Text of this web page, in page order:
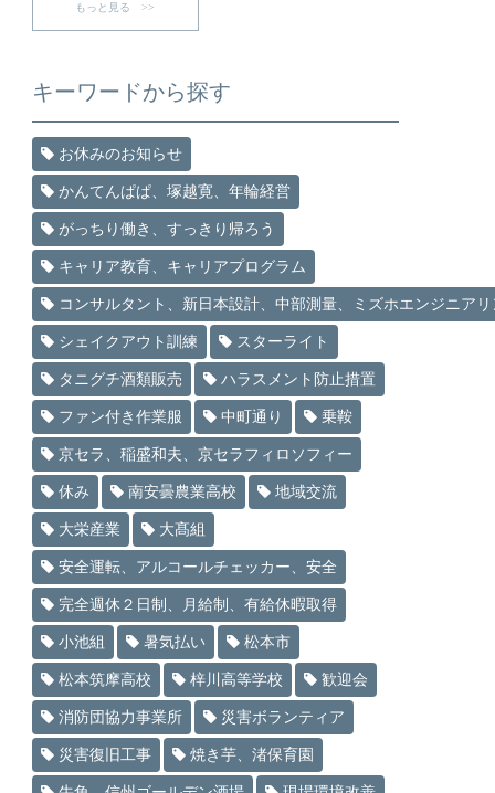
もっと見る >>
キーワードから探す
お休みのお知らせ
かんてんぱぱ、塚越寛、年輪経営
がっちり働き、すっきり帰ろう
キャリア教育、キャリアプログラム
コンサルタント、新日本設計、中部測量、ミズホエンジニアリ
シェイクアウト訓練 スターライト
タニグチ酒類販売 ハラスメント防止措置
ファン付き作業服 中町通り 乗鞍
京セラ、稲盛和夫、京セラフィロソフィー
休み 南安曇農業高校 地域交流
大栄産業 大髙組
安全運転、アルコールチェッカー、安全
完全週休２日制、月給制、有給休暇取得
小池組 暑気払い 松本市
松本筑摩高校 梓川高等学校 歓迎会
消防団協力事業所 災害ボランティア
災害復旧工事 焼き芋、渚保育園